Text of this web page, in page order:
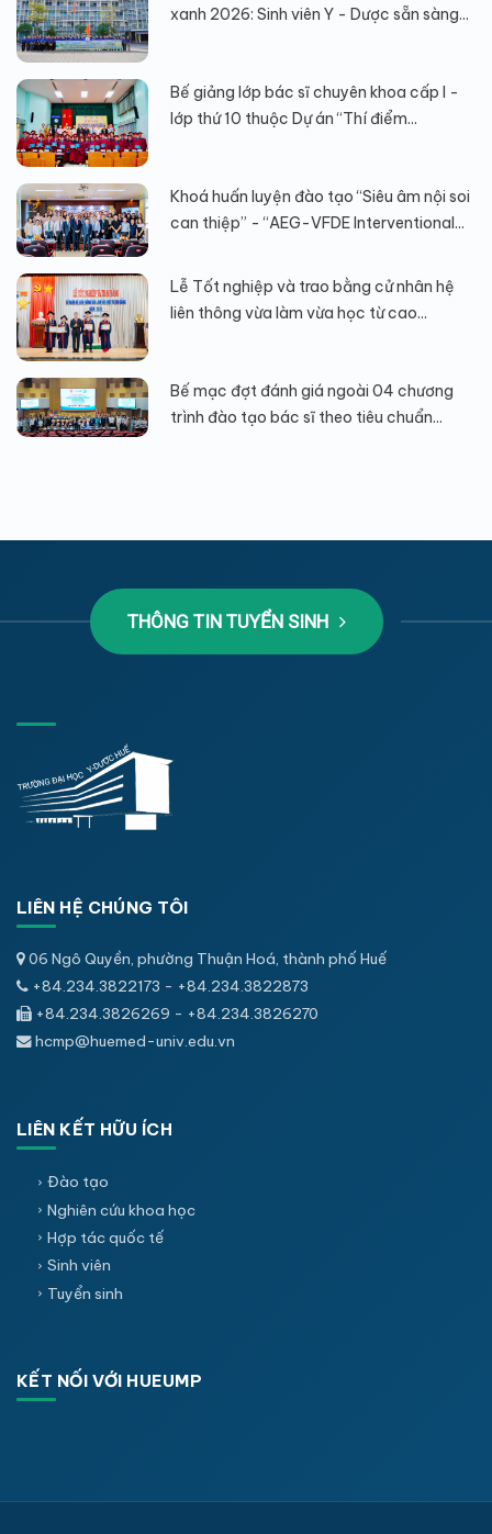
xanh 2026: Sinh viên Y - Dược sẵn sàng...
Bế giảng lớp bác sĩ chuyên khoa cấp I -
lớp thứ 10 thuộc Dự án “Thí điểm...
Khoá huấn luyện đào tạo “Siêu âm nội soi
can thiệp” - “AEG-VFDE Interventional...
Lễ Tốt nghiệp và trao bằng cử nhân hệ
liên thông vừa làm vừa học từ cao...
Bế mạc đợt đánh giá ngoài 04 chương
trình đào tạo bác sĩ theo tiêu chuẩn...
THÔNG TIN TUYỂN SINH
LIÊN HỆ CHÚNG TÔI
06 Ngô Quyền, phường Thuận Hoá, thành phố Huế
+84.234.3822173 - +84.234.3822873
+84.234.3826269 - +84.234.3826270
hcmp@huemed-univ.edu.vn
LIÊN KẾT HỮU ÍCH
Đào tạo
Nghiên cứu khoa học
Hợp tác quốc tế
Sinh viên
Tuyển sinh
KẾT NỐI VỚI HUEUMP